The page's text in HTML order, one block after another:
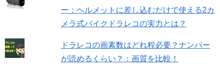
ー：ヘルメットに差し込むだけで使える2カ
メラ式バイクドラレコの実力とは？
ドラレコの画素数はどれ程必要？ナンバー
が読めるくらい？：画質を比較！